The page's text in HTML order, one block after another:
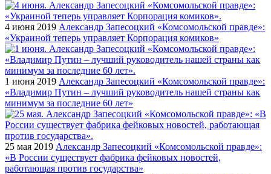
4 июня 2019 Александр Запесоцкий «Комсомольской правде»:
«Украиной теперь управляет Корпорация комиков»
1 июня 2019 Александр Запесоцкий «Комсомольской правде»:
«Владимир Путин – лучший руководитель нашей страны как
минимум за последние 60 лет»
25 мая 2019 Александр Запесоцкий «Комсомольской правде»:
«В России существует фабрика фейковых новостей,
работающая против государства»